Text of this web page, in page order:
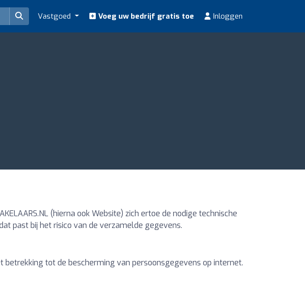
Vastgoed Voeg uw bedrijf gratis toe Inloggen
(hierna ook Website) zich ertoe de nodige technische
past bij het risico van de verzamelde gegevens.
tot de bescherming van persoonsgegevens op internet.